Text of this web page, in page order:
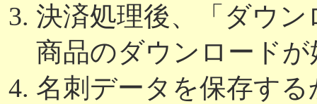
決済処理後、「ダウ
商品のダウンロード
名刺データを保存す